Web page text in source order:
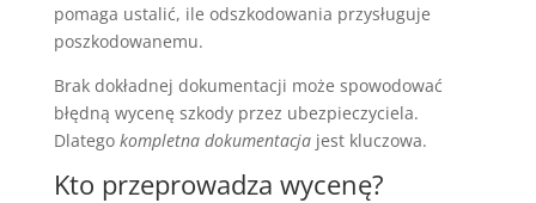
pomaga ustalić, ile odszkodowania przysługuje
poszkodowanemu.
Brak dokładnej dokumentacji może spowodować
błędną wycenę szkody przez ubezpieczyciela.
Dlatego kompletna dokumentacjajest kluczowa.
Kto przeprowadza wycenę?